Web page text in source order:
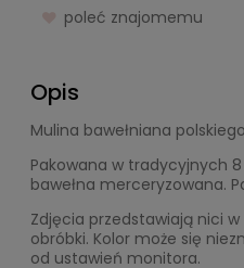
poleć znajomemu
Opis
Mulina bawełniana
Pakowana w tradycyjnych
bawełna merceryzowana.
Zdjęcia przedstawiają nici
obróbki. Kolor może się
od ustawień monitora.